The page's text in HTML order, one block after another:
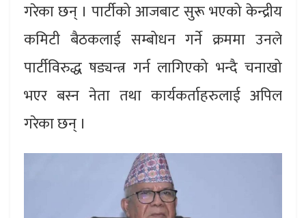
गरेका छन् । पार्टीको आजबाट सुरू भएको केन्द्रीय
कमिटी बैठकलाई सम्बोधन गर्ने क्रममा उनले
पार्टीविरुद्ध षड्यन्त्र गर्न लागिएको भन्दै चनाखो
भएर बस्न नेता तथा कार्यकर्ताहरुलाई अपिल
गरेका छन् ।